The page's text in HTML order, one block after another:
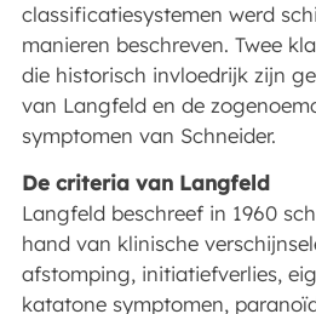
classificatiesystemen werd
manieren beschreven. Twee
die historisch invloedrijk zijn
van Langfeld en de
symptomen van Schneider.
De criteria van Langfeld
Langfeld beschreef in 1960
hand van klinische
afstomping, initiatiefverlies,
katatone symptomen,